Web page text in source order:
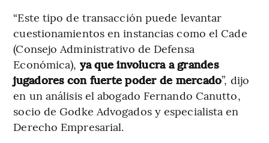
“Este tipo de transacción puede levantar
cuestionamientos en instancias como el Cade
(Consejo Administrativo de Defensa
Económica), ya que involucra a grandes
jugadores con fuerte poder de mercado”, dijo
en un análisis el abogado Fernando Canutto,
socio de Godke Advogados y especialista en
Derecho Empresarial.